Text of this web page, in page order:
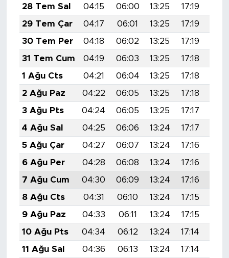
28 Tem Sal
04:15 06:00 13:25 17:19
29 Tem Çar
04:17 06:01 13:25 17:19
30 Tem Per
04:18 06:02 13:25 17:19
31 Tem Cum
04:19 06:03 13:25 17:18
1 Ağu Cts
04:21 06:04 13:25 17:18
2 Ağu Paz
04:22 06:05 13:25 17:18
3 Ağu Pts
04:24 06:05 13:25 17:17
4 Ağu Sal
04:25 06:06 13:24 17:17
5 Ağu Çar
04:27 06:07 13:24 17:16
6 Ağu Per
04:28 06:08 13:24 17:16
7 Ağu Cum
04:30 06:09 13:24 17:16
8 Ağu Cts
04:31 06:10 13:24 17:15
9 Ağu Paz
04:33 06:11 13:24 17:15
10 Ağu Pts
04:34 06:12 13:24 17:14
11 Ağu Sal
04:36 06:13 13:24 17:14
MEDYA KÖŞESİ
FOTO GALERİ
VİDEOLAR
ALINTI YAZARLAR
SOSYAL MEDYA